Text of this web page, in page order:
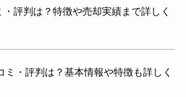
・評判は？特徴や売却実績まで詳しく
ミ・評判は？基本情報や特徴も詳しく